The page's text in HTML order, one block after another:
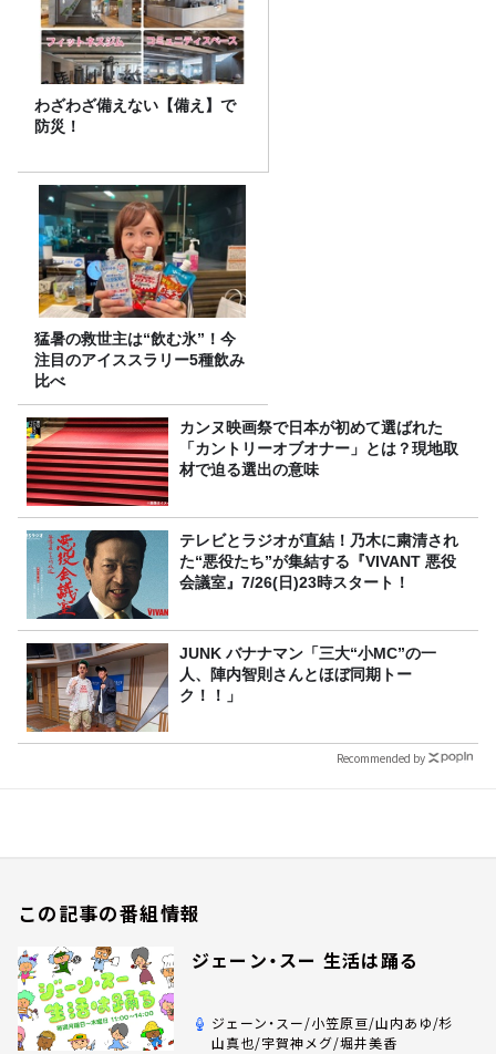
わざわざ備えない【備え】で
防災！
猛暑の救世主は“飲む氷”！今
注目のアイススラリー5種飲み
比べ
カンヌ映画祭で日本が初めて選ばれた
「カントリーオブオナー」とは？現地取
材で迫る選出の意味
テレビとラジオが直結！乃木に粛清され
た“悪役たち”が集結する『VIVANT 悪役
会議室』7/26(日)23時スタート！
JUNK バナナマン「三大“小MC”の一
人、陣内智則さんとほぼ同期トー
ク！！」
Recommended by
この記事の番組情報
ジェーン・スー 生活は踊る
ジェーン・スー/小笠原亘/山内あゆ/杉
山真也/宇賀神メグ/堀井美香